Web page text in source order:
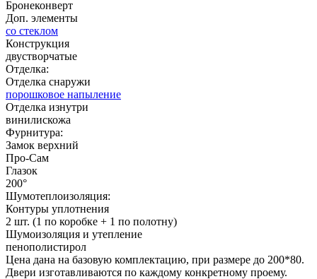
Бронеконверт
Доп. элементы
со стеклом
Конструкция
двустворчатые
Отделка:
Отделка снаружи
порошковое напыление
Отделка изнутри
винилискожа
Фурнитура:
Замок верхний
Про-Сам
Глазок
200°
Шумотеплоизоляция:
Контуры уплотнения
2 шт. (1 по коробке + 1 по полотну)
Шумоизоляция и утепление
пенополистирол
Цена дана на базовую комплектацию, при размере до 200*80.
Двери изготавливаются по каждому конкретному проему.